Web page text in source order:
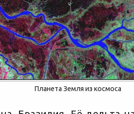
Планета Земля из космоса